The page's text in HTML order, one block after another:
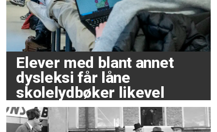
Elever med blant annet
dysleksi får låne
skolelydbøker likevel